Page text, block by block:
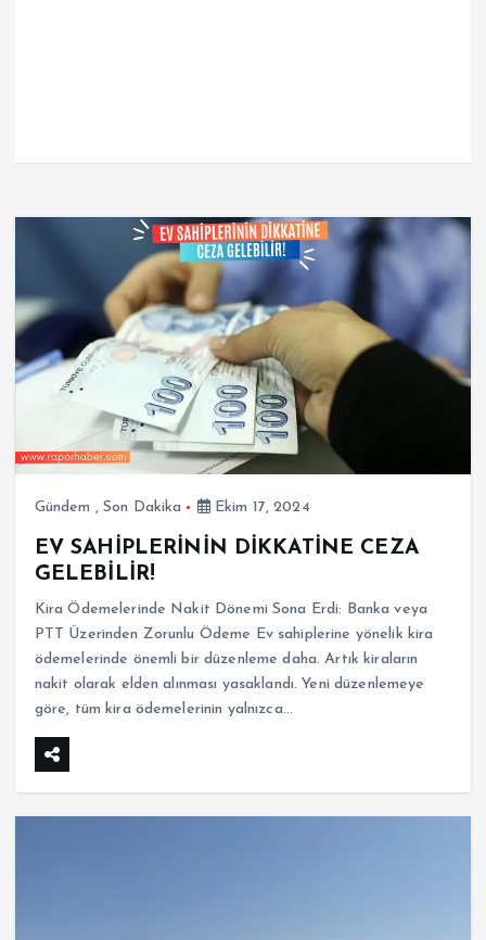
Gündem , Son Dakika Ekim 17, 2024
EV SAHİPLERİNİN DİKKATİNE CEZA
GELEBİLİR!
Kira Ödemelerinde Nakit Dönemi Sona Erdi: Banka veya
PTT Üzerinden Zorunlu Ödeme Ev sahiplerine yönelik kira
ödemelerinde önemli bir düzenleme daha. Artık kiraların
nakit olarak elden alınması yasaklandı. Yeni düzenlemeye
göre, tüm kira ödemelerinin yalnızca…